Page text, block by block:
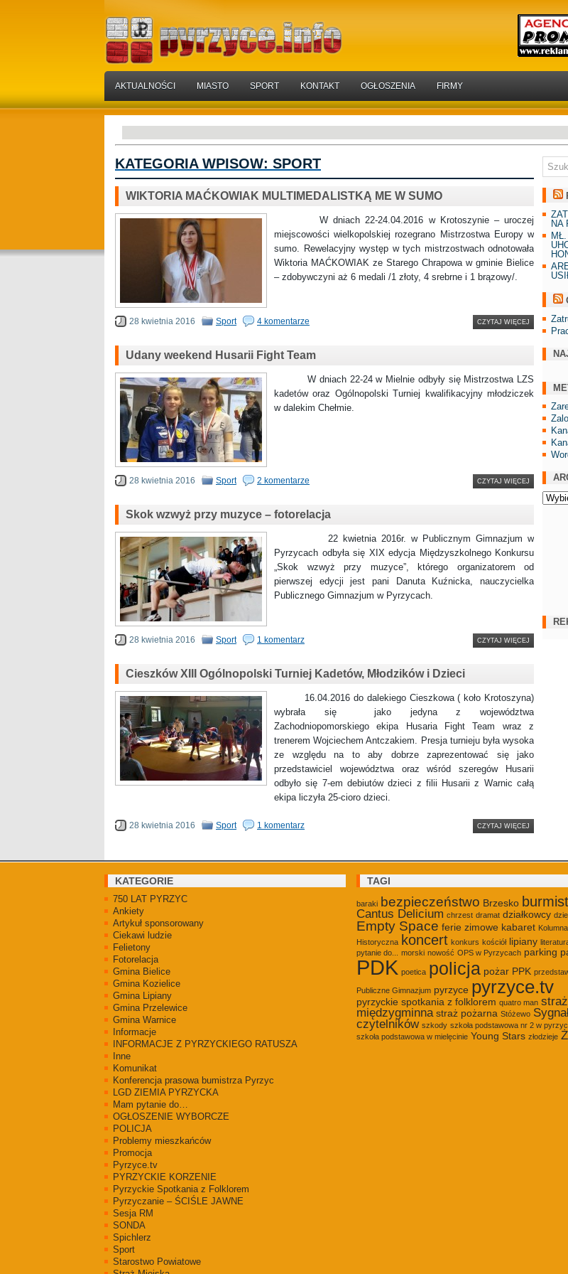
AKTUALNOŚCI MIASTO SPORT KONTAKT OGŁOSZENIA FIRMY
KATEGORIA WPISOW: SPORT
WIKTORIA MAĆKOWIAK MULTIMEDALISTKĄ ME W SUMO
W dniach 22-24.04.2016 w Krotoszynie – uroczej
miejscowości wielkopolskiej rozegrano Mistrzostwa Europy w
sumo. Rewelacyjny występ w tych mistrzostwach odnotowała
Wiktoria MAĆKOWIAK ze Starego Chrapowa w gminie Bielice
– zdobywczyni aż 6 medali /1 złoty, 4 srebrne i 1 brązowy/.
28 kwietnia 2016 Sport 4 komentarze CZYTAJ WIĘCEJ
Udany weekend Husarii Fight Team
W dniach 22-24 w Mielnie odbyły się Mistrzostwa LZS
kadetów oraz Ogólnopolski Turniej kwalifikacyjny młodziczek
w dalekim Chełmie.
28 kwietnia 2016 Sport 2 komentarze CZYTAJ WIĘCEJ
Skok wzwyż przy muzyce – fotorelacja
22 kwietnia 2016r. w Publicznym Gimnazjum w
Pyrzycach odbyła się XIX edycja Międzyszkolnego Konkursu
„Skok wzwyż przy muzyce”, którego organizatorem od
pierwszej edycji jest pani Danuta Kuźnicka, nauczycielka
Publicznego Gimnazjum w Pyrzycach.
28 kwietnia 2016 Sport 1 komentarz CZYTAJ WIĘCEJ
Cieszków XIII Ogólnopolski Turniej Kadetów, Młodzików i Dzieci
16.04.2016 do dalekiego Cieszkowa ( koło Krotoszyna)
wybrała się jako jedyna z województwa
Zachodniopomorskiego ekipa Husaria Fight Team wraz z
trenerem Wojciechem Antczakiem. Presja turnieju była wysoka
ze względu na to aby dobrze zaprezentować się jako
przedstawiciel województwa oraz wśród szeregów Husarii
odbyło się 7-em debiutów dzieci z filii Husarii z Warnic całą
ekipa liczyła 25-cioro dzieci.
28 kwietnia 2016 Sport 1 komentarz CZYTAJ WIĘCEJ
NA
KATEGORIE
750 LAT PYRZYC
Ankiety
Artykuł sponsorowany
Ciekawi ludzie
Felietony
Fotorelacja
Gmina Bielice
Gmina Kozielice
Gmina Lipiany
Gmina Przelewice
Gmina Warnice
Informacje
INFORMACJE Z PYRZYCKIEGO RATUSZA
Inne
Komunikat
Konferencja prasowa bumistrza Pyrzyc
LGD ZIEMIA PYRZYCKA
Mam pytanie do…
OGŁOSZENIE WYBORCZE
POLICJA
Problemy mieszkańców
Promocja
Pyrzyce.tv
PYRZYCKIE KORZENIE
Pyrzyckie Spotkania z Folklorem
Pyrzyczanie – ŚCIŚLE JAWNE
Sesja RM
SONDA
Spichlerz
Sport
Starostwo Powiatowe
TAGI
baraki bezpieczeństwo Brzesko
Cantus Delicium chrzest dramat działkowcy
Empty Space ferie zimowe kabaret Kolumna
Historyczna koncert konkurs kościół lipiany
pytanie do...
morski nowość OPS w Pyrzycach parking
PDK poetica policja pożar PPK
Publiczne Gimnazjum pyrzyce pyrzyce.tv
pyrzyckie spotkania z folklorem quatro man straż
międzygminna straż pożarna Stóżewo
czytelników szkody szkoła podstawowa nr 2 w
szkoła podstawowa w mielęcinie Young Stars złodzieje